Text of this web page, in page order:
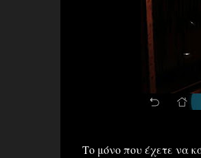
Το μόνο που έχετε να